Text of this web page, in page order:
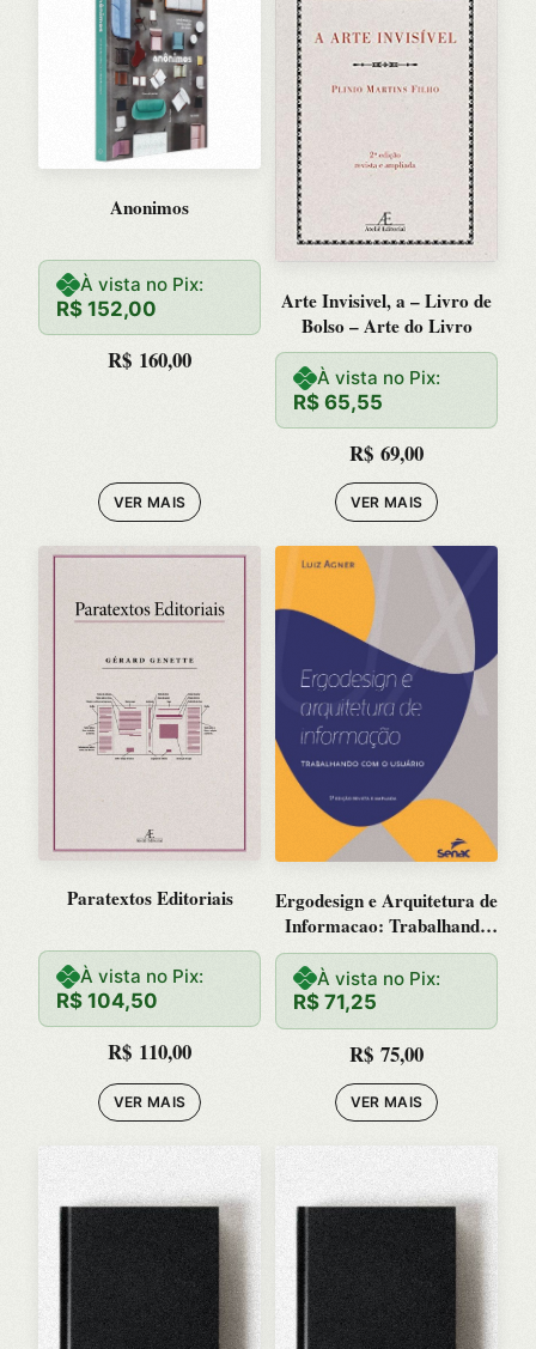
Anonimos
À vista no Pix:
R$ 152,00
R$ 160,00
VER MAIS
Arte Invisivel, a – Livro de
Bolso – Arte do Livro
À vista no Pix:
R$ 65,55
R$ 69,00
VER MAIS
Paratextos Editoriais
À vista no Pix:
R$ 104,50
R$ 110,00
VER MAIS
Ergodesign e Arquitetura de
Informacao: Trabalhando
com o Usuario
À vista no Pix:
R$ 71,25
R$ 75,00
VER MAIS